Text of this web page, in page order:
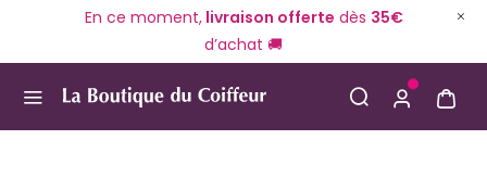
En ce moment,livraison offerte dès 35€
d’achat 🚚